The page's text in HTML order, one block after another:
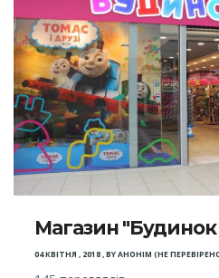
Магазин "Будинок
04 КВІТНЯ , 2018,BYАНОНІМ (НЕ